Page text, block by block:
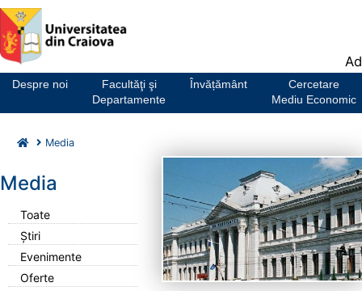
Notă:
Acest
website
un
Despre noi
Facultăţi şi
Departamente
Învățământ
Cercetare
Mediu Economic
Media
Media
Toate
Știri
Evenimente
Oferte